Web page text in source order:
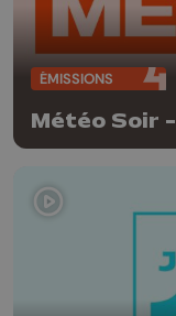
ÉMISSIONS
Météo Soir